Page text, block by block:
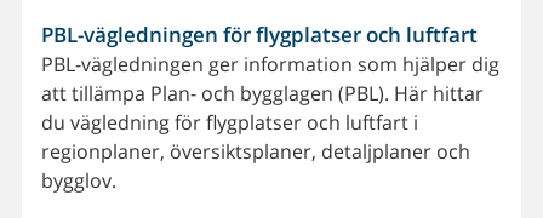
PBL-vägledningen för flygplatser och luftfart
PBL-vägledningen ger information som hjälper dig
att tillämpa Plan- och bygglagen (PBL). Här hittar
du vägledning för flygplatser och luftfart i
regionplaner, översiktsplaner, detaljplaner och
bygglov.